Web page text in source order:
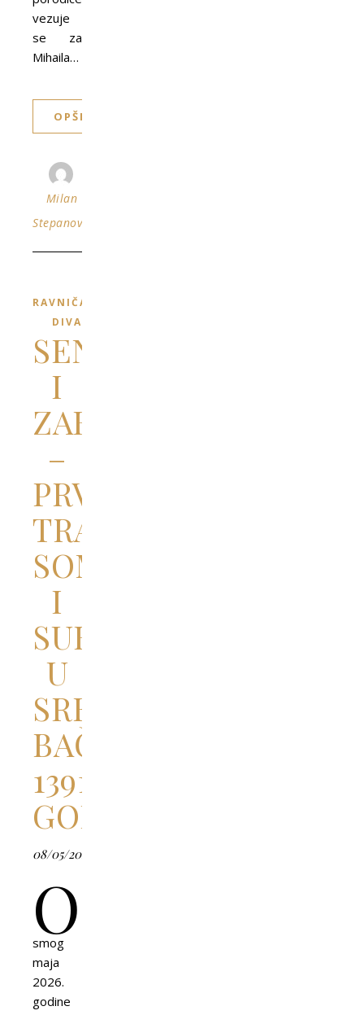
vezuje
se za
Mihaila…
OPŠIRNIJE
Milan
Stepanović
RAVNIČARSKI
DIVANI
SENTMIHALJ
I
ZABOTKA
–
PRVI
TRAG
SOMBORA
I
SUBOTICE
U
SREDNJOVEKOVNOJ
BAČKOJ
1391.
GODINE
08/05/2026
O
smog
maja
2026.
godine